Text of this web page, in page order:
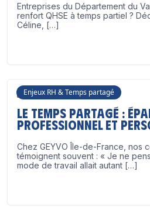
Entreprises du Département du
renfort QHSE à temps partiel ?
Céline, […]
Enjeux RH & Temps partagé
17 juillet 2025 Geyvo
Le temps partagé :
professionnel ET
Chez GEYVO Île-de-France, nos
témoignent souvent : « Je ne
mode de travail allait autant […]